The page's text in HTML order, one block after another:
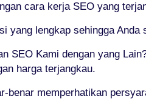
cara kerja SEO yang
yang lengkap sehingga
SEO Kami dengan yang
harga terjangkau.
benar memperhatikan